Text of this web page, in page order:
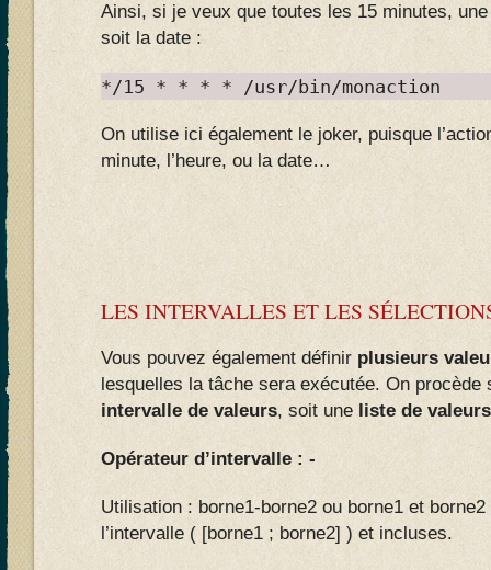
Ainsi, si je veux que toutes les 15 minutes,
soit la date :
*/15 * * * * /usr/bin/monaction
On utilise ici également le joker, puisque
minute, l’heure, ou la date…
LES INTERVALLES ET LES
Vous pouvez également définir plusieurs
lesquelles la tâche sera exécutée. On
intervalle de valeurs, soit une liste de valeurs
Opérateur d’intervalle : -
Utilisation : borne1-borne2 ou borne1 et
l’intervalle ( [borne1 ; borne2] ) et incluses.